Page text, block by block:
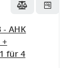
- AHK
+
für 4